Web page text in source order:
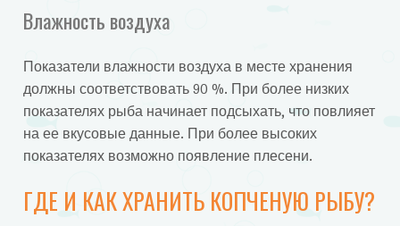
Влажность воздуха
Показатели влажности воздуха в месте хранения
должны соответствовать 90 %. При более низких
показателях рыба начинает подсыхать, что повлияет
на ее вкусовые данные. При более высоких
показателях возможно появление плесени.
ГДЕ И КАК ХРАНИТЬ КОПЧЕНУЮ РЫБУ?